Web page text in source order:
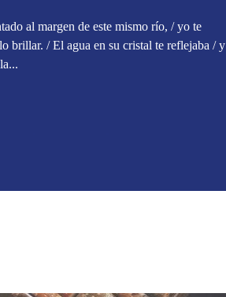
al margen de este mismo río, / yo te
brillar. / El agua en su cristal te reflejaba / y